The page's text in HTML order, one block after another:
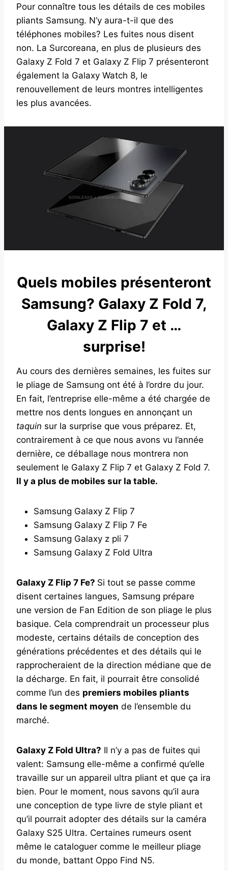
Pour connaître tous les détails de ces mobiles
pliants Samsung. N’y aura-t-il que des
téléphones mobiles? Les fuites nous disent
non. La Surcoreana, en plus de plusieurs des
Galaxy Z Fold 7 et Galaxy Z Flip 7 présenteront
également la Galaxy Watch 8, le
renouvellement de leurs montres intelligentes
les plus avancées.
Quels mobiles présenteront
Samsung? Galaxy Z Fold 7,
Galaxy Z Flip 7 et …
surprise!
Au cours des dernières semaines, les fuites sur
le pliage de Samsung ont été à l’ordre du jour.
En fait, l’entreprise elle-même a été chargée de
mettre nos dents longues en annonçant un
taquin sur la surprise que vous préparez. Et,
contrairement à ce que nous avons vu l’année
dernière, ce déballage nous montrera non
seulement le Galaxy Z Flip 7 et Galaxy Z Fold 7.
Il y a plus de mobiles sur la table.
Samsung Galaxy Z Flip 7
Samsung Galaxy Z Flip 7 Fe
Samsung Galaxy z pli 7
Samsung Galaxy Z Fold Ultra
Galaxy Z Flip 7 Fe? Si tout se passe comme
disent certaines langues, Samsung prépare
une version de Fan Edition de son pliage le plus
basique. Cela comprendrait un processeur plus
modeste, certains détails de conception des
générations précédentes et des détails qui le
rapprocheraient de la direction médiane que de
la décharge. En fait, il pourrait être consolidé
comme l’un des premiers mobiles pliants
dans le segment moyen de l’ensemble du
marché.
Galaxy Z Fold Ultra? Il n’y a pas de fuites qui
valent: Samsung elle-même a confirmé qu’elle
travaille sur un appareil ultra pliant et que ça ira
bien. Pour le moment, nous savons qu’il aura
une conception de type livre de style pliant et
qu’il pourrait adopter des détails sur la caméra
Galaxy S25 Ultra. Certaines rumeurs osent
même le cataloguer comme le meilleur pliage
du monde, battant Oppo Find N5.